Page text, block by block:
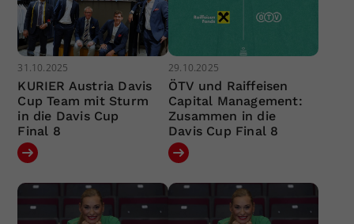
31.10.2025
KURIER Austria Davis
Cup Team mit Sturm
in die Davis Cup
Final 8
29.10.2025
ÖTV und Raiffeisen
Capital Management:
Zusammen in die
Davis Cup Final 8